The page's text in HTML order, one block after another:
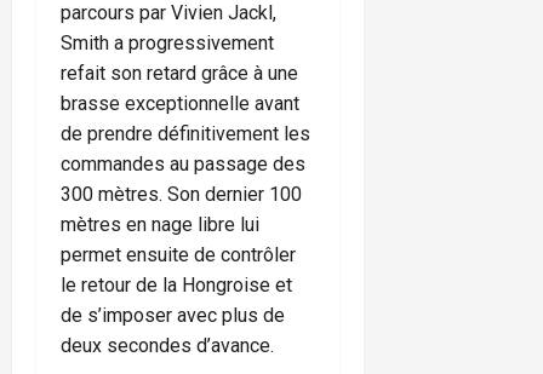
parcours par Vivien Jackl,
Smith a progressivement
refait son retard grâce à une
brasse exceptionnelle avant
de prendre définitivement les
commandes au passage des
300 mètres. Son dernier 100
mètres en nage libre lui
permet ensuite de contrôler
le retour de la Hongroise et
de s’imposer avec plus de
deux secondes d’avance.